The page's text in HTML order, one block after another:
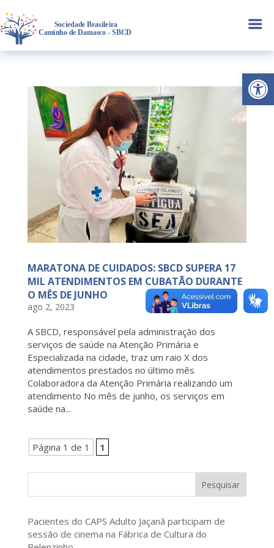
Abrir
a
MARATONA DE CUIDADOS: SBCD SUPERA 17
MIL ATENDIMENTOS EM CUBATÃO DURANTE
O MÊS DE JUNHO
ago 2, 2023
A SBCD, responsável pela administração dos
serviços de saúde na Atenção Primária e
Especializada na cidade, traz um raio X dos
atendimentos prestados no último mês
Colaboradora da Atenção Primária realizando um
atendimento No mês de junho, os serviços em
saúde na...
Página 1 de 1 1
Pesquisar
Pacientes do CAPS Adulto Jaçanã participam de
sessão de cinema na Fábrica de Cultura do